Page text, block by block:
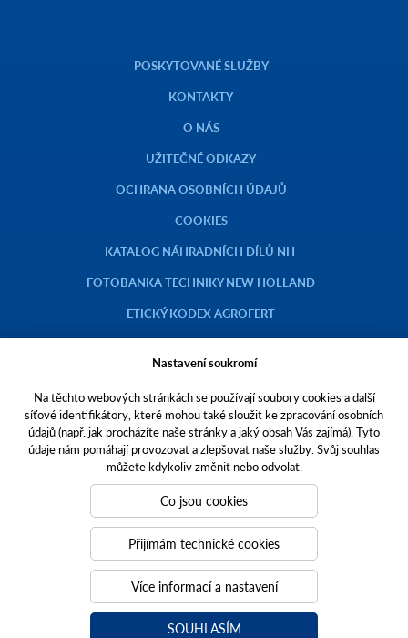
POSKYTOVANÉ SLUŽBY
KONTAKTY
O NÁS
UŽITEČNÉ ODKAZY
OCHRANA OSOBNÍCH ÚDAJŮ
COOKIES
KATALOG NÁHRADNÍCH DÍLŮ NH
FOTOBANKA TECHNIKY NEW HOLLAND
ETICKÝ KODEX AGROFERT
Copyright © 2023 AGROTEC a.s.
Toto jsou internetové stránky společnosti AGROTEC a. s., se sídlem v
Hustopečích, Brněnská 74, PSČ 69301, IČO 00544957,
zapsané v OR vedeném Krajským soudem v Brně, oddíl B, vložka 138.
Společnost AGROTEC a.s. je členem koncernu AGROFERT řízeného
společností AGROFERT, a.s.,
IČO 26185610, se sídlem na adrese Pyšelská 2327/2, Chodov, 149 00
Praha 4.
webové portály, které vám pomáhají růst. Jsme
PUXdesign.
grotectrucks.cz
Nastavení soukromí
Na těchto webových stránkách se používají soubory cookies a další
síťové identifikátory, které mohou také sloužit ke zpracování osobních
údajů (např. jak procházíte naše stránky a jaký obsah Vás zajímá). Tyto
údaje nám pomáhají provozovat a zlepšovat naše služby. Svůj souhlas
můžete kdykoliv změnit nebo odvolat.
Co jsou cookies
Přijímám technické cookies
Více informací a nastavení
SOUHLASÍM